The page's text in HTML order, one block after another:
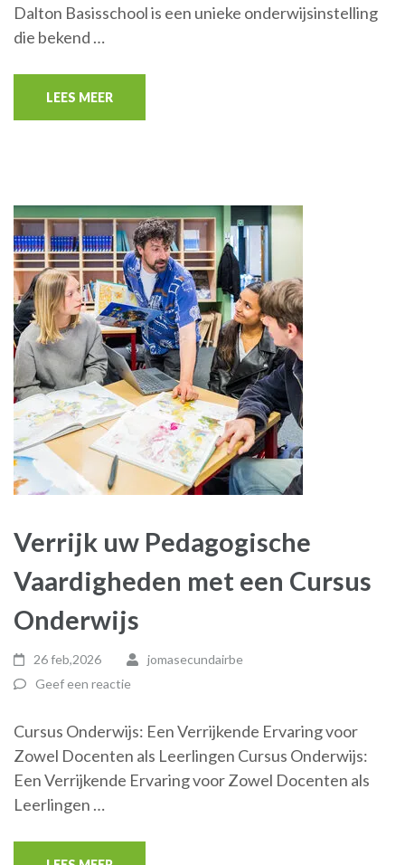
Dalton Basisschool is een unieke onderwijsinstelling
die bekend …
LEES MEER
Verrijk uw Pedagogische
Vaardigheden met een Cursus
Onderwijs
26 feb,2026
jomasecundairbe
Geef een reactie
Cursus Onderwijs: Een Verrijkende Ervaring voor
Zowel Docenten als Leerlingen Cursus Onderwijs:
Een Verrijkende Ervaring voor Zowel Docenten als
Leerlingen …